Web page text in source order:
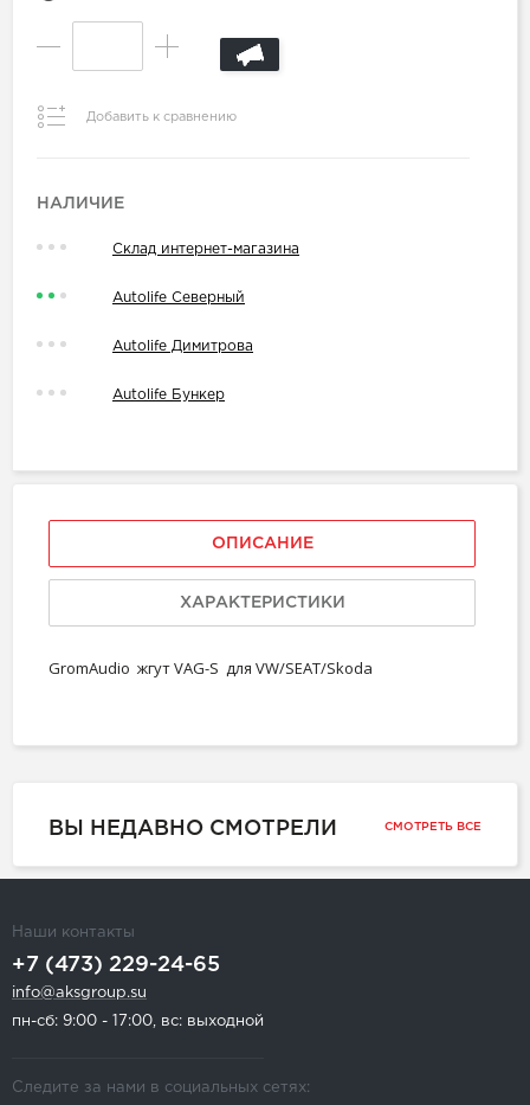
Добавить к сравнению
НАЛИЧИЕ
Склад интернет-магазина
Autolife Северный
Autolife Димитрова
Autolife Бункер
ОПИСАНИЕ
ХАРАКТЕРИСТИКИ
GromAudio жгут VAG-S для VW/SEAT/Skoda
ВЫ НЕДАВНО СМОТРЕЛИ СМОТРЕТЬ ВСЕ
Наши контакты
+7 (473) 229-24-65
info@aksgroup.su
пн-сб: 9:00 - 17:00, вс: выходной
Следите за нами в социальных сетях: